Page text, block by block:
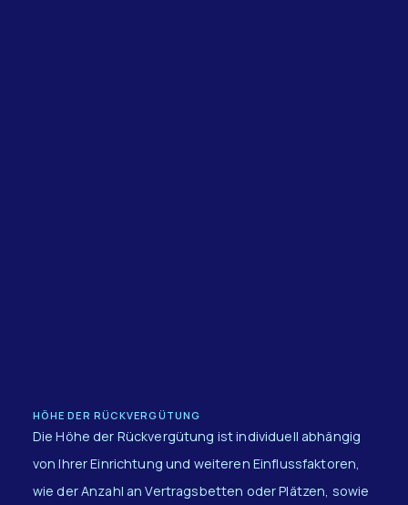
HÖHE DER RÜCKVERGÜTUNG
Die Höhe der Rückvergütung ist individuell abhängig
von Ihrer Einrichtung und weiteren Einflussfaktoren,
wie der Anzahl an Vertragsbetten oder Plätzen, sowie